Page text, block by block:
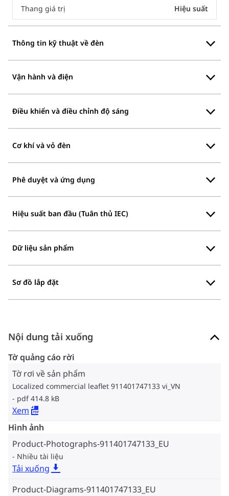
Thang giá trị Hiệu suất
Thông tin kỹ thuật về đèn
Vận hành và điện
Điều khiển và điều chỉnh độ sáng
Cơ khí và vỏ đèn
Phê duyệt và ứng dụng
Hiệu suất ban đầu (Tuân thủ IEC)
Dữ liệu sản phẩm
Sơ đồ lắp đặt
Nội dung tải xuống
Tờ quảng cáo rời
Tờ rơi về sản phẩm
Localized commercial leaflet 911401747133 vi_VN
pdf 414.8 kB
Xem
Hình ảnh
Product-Photographs-911401747133_EU
Nhiều tài liệu
Tải xuống
Product-Diagrams-911401747133_EU